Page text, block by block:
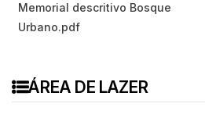
Memorial descritivo Bosque
Urbano.pdf
ÁREA DE LAZER